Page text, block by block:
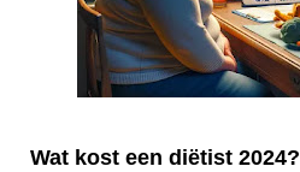
Wat kost een diëtist 2024?